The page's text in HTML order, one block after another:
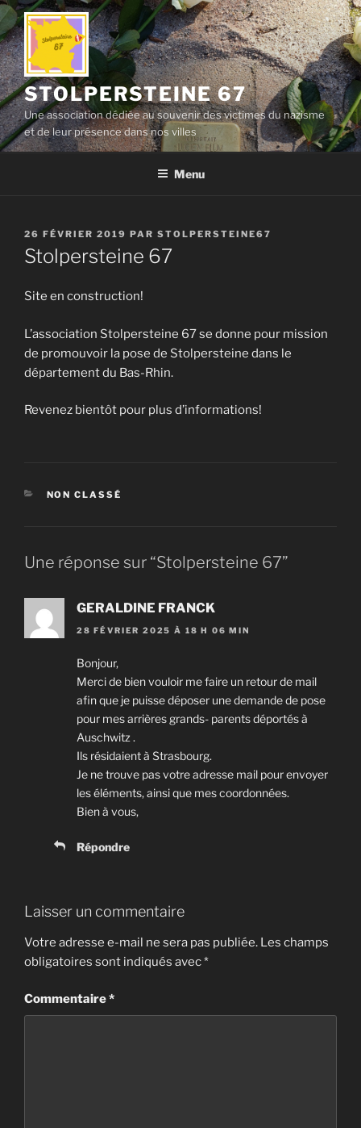
Aller
au
contenu
principal
STOLPERSTEINE 67
Une association dédiée au souvenir des victimes du nazisme
et de leur présence dans nos villes
Menu
PUBLIÉ
LE
26 FÉVRIER 2019 PAR STOLPERSTEINE67
Stolpersteine 67
Site en construction!
L’association Stolpersteine 67 se donne pour mission
de promouvoir la pose de Stolpersteine dans le
département du Bas-Rhin.
Revenez bientôt pour plus d’informations!
CATÉGORIES
NON CLASSÉ
Une réponse sur “Stolpersteine 67”
GERALDINE FRANCK
28 FÉVRIER 2025 À 18 H 06 MIN
Bonjour,
Merci de bien vouloir me faire un retour de mail
afin que je puisse déposer une demande de pose
pour mes arrières grands- parents déportés à
Auschwitz .
Ils résidaient à Strasbourg.
Je ne trouve pas votre adresse mail pour envoyer
les éléments, ainsi que mes coordonnées.
Bien à vous,
Répondre
Laisser un commentaire
Votre adresse e-mail ne sera pas publiée. Les champs
obligatoires sont indiqués avec*
Commentaire*